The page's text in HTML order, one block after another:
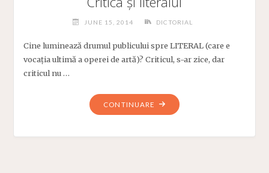
JUNE 15, 2014 DICTORIAL
Cine luminează drumul publicului spre LITERAL (care e
vocația ultimă a operei de artă)? Criticul, s-ar zice, dar
criticul nu …
CONTINUARE
"CRITICA
ȘI